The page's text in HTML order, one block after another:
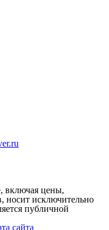
включая цены,
носит исключительно
публичной
сайта